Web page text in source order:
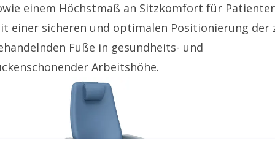
einem Höchstmaß an Sitzkomfort für
einer sicheren und optimalen Positionierung der
Füße in gesundheits- und
Arbeitshöhe.